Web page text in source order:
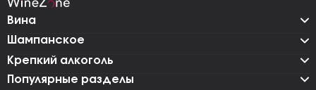
Вина
Шампанское
Крепкий алкоголь
Популярные разделы